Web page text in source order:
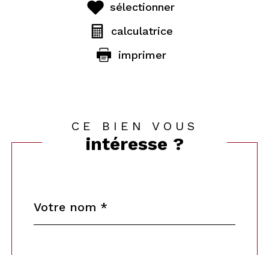
sélectionner
calculatrice
imprimer
CE BIEN VOUS
intéresse ?
par
défaut
*